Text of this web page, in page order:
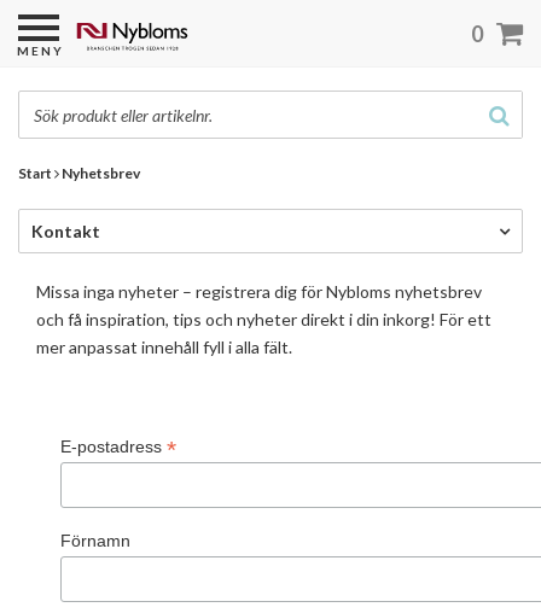
Start Nyhetsbrev
Kontakt
Missa inga nyheter – registrera dig för Nybloms nyhetsbrev
och få inspiration, tips och nyheter direkt i din inkorg! För ett
mer anpassat innehåll fyll i alla fält.
E-postadress *
Förnamn
MENY
0